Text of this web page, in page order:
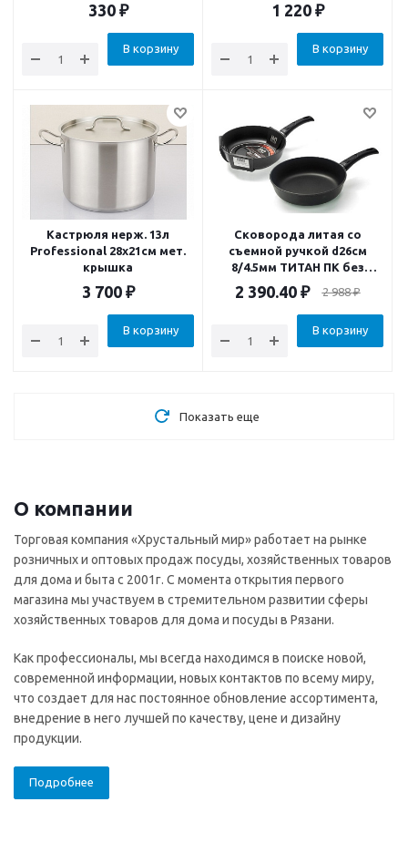
330₽
В корзину
1 220₽
В корзину
Кастрюля нерж. 13л
Professional 28x21см мет.
крышка
3 700₽
В корзину
Сковорода литая со
съемной ручкой d26см
8/4.5мм ТИТАН ПК без
крышки
2 390.40₽ 2 988₽
В корзину
Показать еще
О компании
Торговая компания «Хрустальный мир» работает на рынке
розничных и оптовых продаж посуды, хозяйственных товаров
для дома и быта с 2001г. С момента открытия первого
магазина мы участвуем в стремительном развитии сферы
хозяйственных товаров для дома и посуды в Рязани.
Как профессионалы, мы всегда находимся в поиске новой,
современной информации, новых контактов по всему миру,
что создает для нас постоянное обновление ассортимента,
внедрение в него лучшей по качеству, цене и дизайну
продукции.
Подробнее